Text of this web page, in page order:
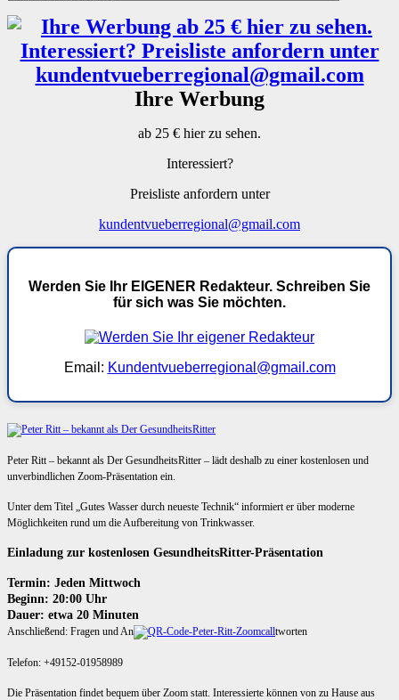
Ihre Werbung
ab 25 € hier zu sehen.
Interessiert?
Preisliste anfordern unter
kundentvueberregional@gmail.com
Werden Sie Ihr EIGENER Redakteur. Schreiben Sie
für sich was Sie möchten.
Email: Kundentvueberregional@gmail.com
Peter Ritt – bekannt als Der GesundheitsRitter – lädt deshalb zu einer kostenlosen und
unverbindlichen Zoom-Präsentation ein.
Unter dem Titel „Gutes Wasser durch neueste Technik“ informiert er über moderne
Möglichkeiten rund um die Aufbereitung von Trinkwasser.
Einladung zur kostenlosen GesundheitsRitter-Präsentation
Termin: Jeden Mittwoch
Beginn: 20:00 Uhr
Dauer: etwa 20 Minuten
Anschließend: Fragen und An tworten
Telefon: +49152-01958989
Die Präsentation findet bequem über Zoom statt. Interessierte können von zu Hause aus